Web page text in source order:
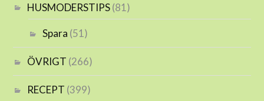
HUSMODERSTIPS(81)
Spara (51)
ÖVRIGT (266)
RECEPT (399)